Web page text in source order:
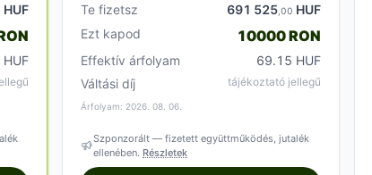
HUF
Te fizetsz 691 525,00 HUF
Ezt kapod
10000 RON
Effektív árfolyam
69.15 HUF
Váltási díj
tájékoztató jellegű
Árfolyam: 2026. 08. 06.
Szponzorált — fizetett együttműködés, jutalék
ellenében. Részletek